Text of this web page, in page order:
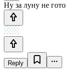
Ну за луну не
Reply